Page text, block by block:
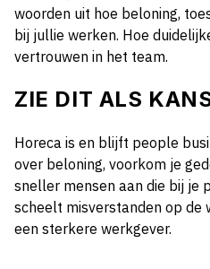
woorden uit hoe beloning,
bij jullie werken. Hoe
vertrouwen in het team.
ZIE DIT ALS
Horeca is en blijft people
over beloning, voorkom je
sneller mensen aan die bij je
scheelt misverstanden op de
een sterkere werkgever.